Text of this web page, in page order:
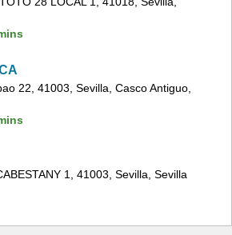
22, 41003, Sevilla, Casco Antiguo,
1, 41003, Sevilla, Sevilla